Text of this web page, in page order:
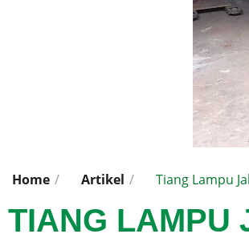
Home / Artikel / Tiang Lampu
TIANG LAMPU